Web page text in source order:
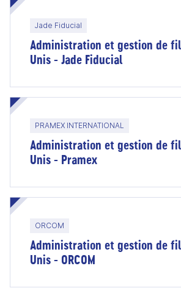
Jade Fiducial
Administration et gestion de
Unis - Jade Fiducial
PRAMEX INTERNATIONAL
Administration et gestion de
Unis - Pramex
ORCOM
Administration et gestion de
Unis - ORCOM